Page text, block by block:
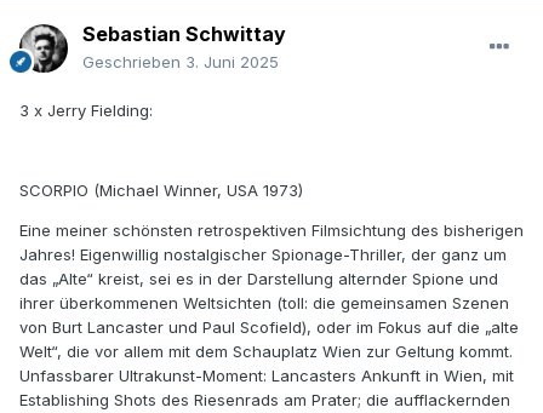
Sebastian Schwittay
Geschrieben 3. Juni 2025
3 x Jerry Fielding:
SCORPIO (Michael Winner, USA 1973)
Eine meiner schönsten retrospektiven Filmsichtung des bisherigen
Jahres! Eigenwillig nostalgischer Spionage-Thriller, der ganz um
das „Alte“ kreist, sei es in der Darstellung alternder Spione und
ihrer überkommenen Weltsichten (toll: die gemeinsamen Szenen
von Burt Lancaster und Paul Scofield), oder im Fokus auf die „alte
Welt“, die vor allem mit dem Schauplatz Wien zur Geltung kommt.
Unfassbarer Ultrakunst-Moment: Lancasters Ankunft in Wien, mit
Establishing Shots des Riesenrads am Prater; die aufflackernden